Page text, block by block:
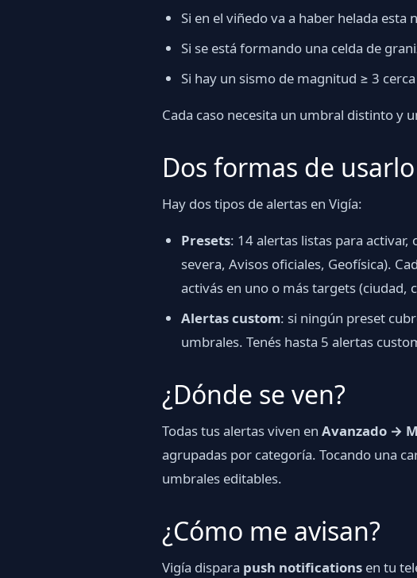
Si en el viñedo va a haber helada
Si se está formando una celda de
Si hay un sismo de magnitud ≥ 3
Cada caso necesita un umbral distinto y
Dos formas de usarlo
Hay dos tipos de alertas en Vigía:
Presets: 14 alertas listas para activar,
severa, Avisos oficiales, Geofísica).
activás en uno o más targets (ciudad,
Alertas custom: si ningún preset
umbrales. Tenés hasta 5 alertas
¿Dónde se ven?
Todas tus alertas viven en Avanzado →
agrupadas por categoría. Tocando una
umbrales editables.
¿Cómo me avisan?
Vigía dispara push notifications en tu